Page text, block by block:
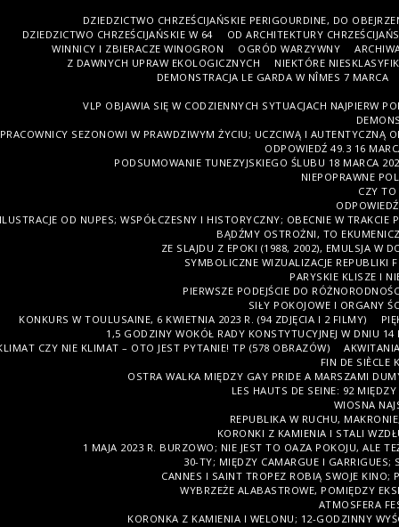
DZIEDZICTWO CHRZEŚCIJAŃSKIE PERIGOURDINE, DO
DZIEDZICTWO CHRZEŚCIJAŃSKIE W 64
OD ARCHITEKTURY
WINNICY I ZBIERACZE WINOGRON
OGRÓD WARZYWNY
Z DAWNYCH UPRAW EKOLOGICZNYCH
NIEKTÓRE
DEMONSTRACJA LE GARDA W NÎMES 7 MARCA
VLP OBJAWIA SIĘ W CODZIENNYCH SYTUACJACH NAJPIERW
PRACOWNICY SEZONOWI W PRAWDZIWYM ŻYCIU; UCZCIWĄ I AUTENTYCZNĄ
ODPOWIEDŹ 49.3 16
PODSUMOWANIE TUNEZYJSKIEGO ŚLUBU 18 MARCA
NIEPOPRAWNE
CZY TO
OD NUPES; WSPÓŁCZESNY I HISTORYCZNY; OBECNIE W TRAKCIE
BĄDŹMY OSTROŻNI, TO
ZE SLAJDU Z EPOKI (1988, 2002), EMULSJA W
SYMBOLICZNE WIZUALIZACJE REPUBLIKI
PARYSKIE KLISZE I
PIERWSZE PODEJŚCIE DO
SIŁY POKOJOWE I ORGANY
KONKURS W TOULUSAINE, 6 KWIETNIA 2023 R. (94 ZDJĘCIA I 2 FILMY)
1,5 GODZINY WOKÓŁ RADY KONSTYTUCYJNEJ W DNIU
CZY NIE KLIMAT – OTO JEST PYTANIE! TP (578 OBRAZÓW)
FIN DE SIÈCLE
OSTRA WALKA MIĘDZY GAY PRIDE A MARSZAMI
LES HAUTS DE SEINE: 92
WIOSNA
REPUBLIKA W RUCHU,
KORONKI Z KAMIENIA I STALI
1 MAJA 2023 R. BURZOWO; NIE JEST TO OAZA POKOJU, ALE
30-TY; MIĘDZY CAMARGUE I
CANNES I SAINT TROPEZ ROBIĄ SWOJE
WYBRZEŻE ALABASTROWE, POMIĘDZY
ATMOSFERA
KORONKA Z KAMIENIA I WELONU; 12-GODZINNY